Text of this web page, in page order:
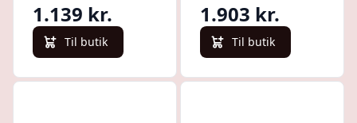
1.139 kr.
Til butik
1.903 kr.
Til butik